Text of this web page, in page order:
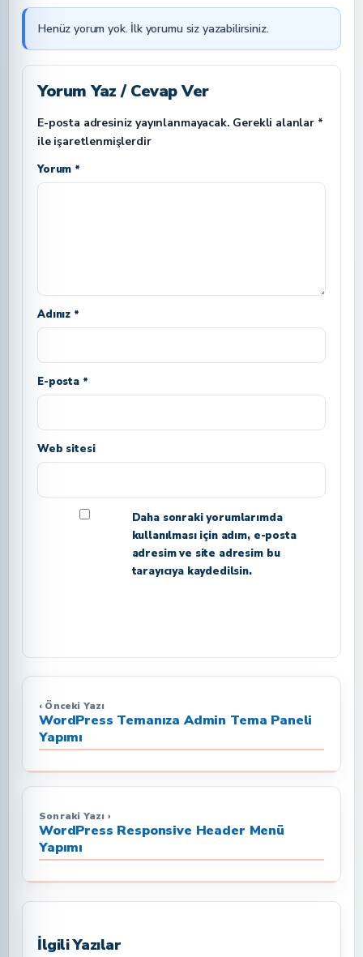
Henüz yorum yok. İlk yorumu siz yazabilirsiniz.
Yorum Yaz / Cevap Ver
E-posta adresiniz yayınlanmayacak. Gerekli alanlar *
ile işaretlenmişlerdir
Yorum *
Adınız *
E-posta *
Web sitesi
Daha sonraki yorumlarımda
kullanılması için adım, e-posta
adresim ve site adresim bu
tarayıcıya kaydedilsin.
‹ Önceki Yazı
WordPress Temanıza Admin Tema Paneli
Yapımı
Sonraki Yazı ›
WordPress Responsive Header Menü
Yapımı
İlgili Yazılar